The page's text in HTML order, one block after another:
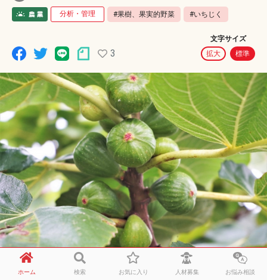
分析・管理 #果樹、果実的野菜 #いちじく
3
文字サイズ
拡大
標準
和歌山で柿、白菜、エンドウマメなどを栽培しており、
ホーム 検索 お気に入り 人材募集 お悩み相談